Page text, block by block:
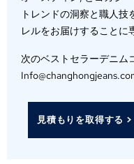
トレンドの洞察と職人
レルをお届けすることに
次のベストセラーデニム
見積もりを取得する >